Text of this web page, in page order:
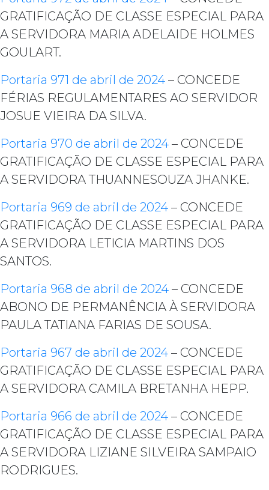
GRATIFICAÇÃO DE CLASSE ESPECIAL PARA
A SERVIDORA MARIA ADELAIDE HOLMES
GOULART.
Portaria 971 de abril de 2024 – CONCEDE
FÉRIAS REGULAMENTARES AO SERVIDOR
JOSUE VIEIRA DA SILVA.
Portaria 970 de abril de 2024 – CONCEDE
GRATIFICAÇÃO DE CLASSE ESPECIAL PARA
A SERVIDORA THUANNESOUZA JHANKE.
Portaria 969 de abril de 2024 – CONCEDE
GRATIFICAÇÃO DE CLASSE ESPECIAL PARA
A SERVIDORA LETICIA MARTINS DOS
SANTOS.
Portaria 968 de abril de 2024 – CONCEDE
ABONO DE PERMANÊNCIA À SERVIDORA
PAULA TATIANA FARIAS DE SOUSA.
Portaria 967 de abril de 2024 – CONCEDE
GRATIFICAÇÃO DE CLASSE ESPECIAL PARA
A SERVIDORA CAMILA BRETANHA HEPP.
Portaria 966 de abril de 2024 – CONCEDE
GRATIFICAÇÃO DE CLASSE ESPECIAL PARA
A SERVIDORA LIZIANE SILVEIRA SAMPAIO
RODRIGUES.